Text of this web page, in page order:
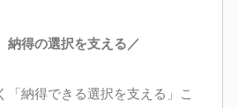
納得の選択を支える／
「納得できる選択を支える」こ